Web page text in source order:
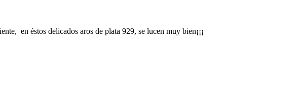
en éstos delicados aros de plata 929, se lucen muy bien¡¡¡